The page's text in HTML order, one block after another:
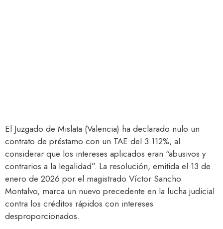
El Juzgado de Mislata (Valencia) ha declarado nulo un
contrato de préstamo con un TAE del 3.112%, al
considerar que los intereses aplicados eran “abusivos y
contrarios a la legalidad”. La resolución, emitida el 13 de
enero de 2026 por el magistrado Víctor Sancho
Montalvo, marca un nuevo precedente en la lucha judicial
contra los créditos rápidos con intereses
desproporcionados.